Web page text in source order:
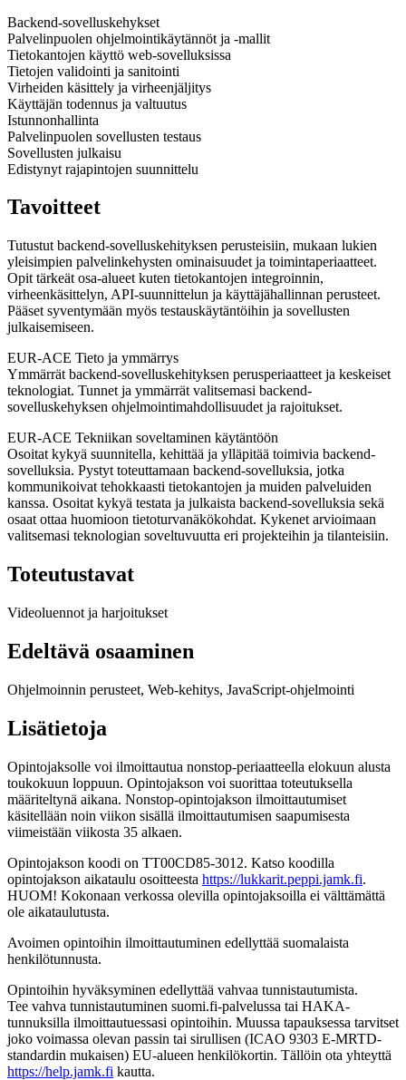
Backend-sovelluskehykset
Palvelinpuolen ohjelmointikäytännöt ja -mallit
Tietokantojen käyttö web-sovelluksissa
Tietojen validointi ja sanitointi
Virheiden käsittely ja virheenjäljitys
Käyttäjän todennus ja valtuutus
Istunnonhallinta
Palvelinpuolen sovellusten testaus
Sovellusten julkaisu
Edistynyt rajapintojen suunnittelu
Tavoitteet
Tutustut backend-sovelluskehityksen perusteisiin, mukaan lukien
yleisimpien palvelinkehysten ominaisuudet ja toimintaperiaatteet.
Opit tärkeät osa-alueet kuten tietokantojen integroinnin,
virheenkäsittelyn, API-suunnittelun ja käyttäjähallinnan perusteet.
Pääset syventymään myös testauskäytäntöihin ja sovellusten
julkaisemiseen.
EUR-ACE Tieto ja ymmärrys
Ymmärrät backend-sovelluskehityksen perusperiaatteet ja keskeiset
teknologiat. Tunnet ja ymmärrät valitsemasi backend-
sovelluskehyksen ohjelmointimahdollisuudet ja rajoitukset.
EUR-ACE Tekniikan soveltaminen käytäntöön
Osoitat kykyä suunnitella, kehittää ja ylläpitää toimivia backend-
sovelluksia. Pystyt toteuttamaan backend-sovelluksia, jotka
kommunikoivat tehokkaasti tietokantojen ja muiden palveluiden
kanssa. Osoitat kykyä testata ja julkaista backend-sovelluksia sekä
osaat ottaa huomioon tietoturvanäkökohdat. Kykenet arvioimaan
valitsemasi teknologian soveltuvuutta eri projekteihin ja tilanteisiin.
Toteutustavat
Videoluennot ja harjoitukset
Edeltävä osaaminen
Ohjelmoinnin perusteet, Web-kehitys, JavaScript-ohjelmointi
Lisätietoja
Opintojaksolle voi ilmoittautua nonstop-periaatteella elokuun alusta
toukokuun loppuun. Opintojakson voi suorittaa toteutuksella
määriteltynä aikana. Nonstop-opintojakson ilmoittautumiset
käsitellään noin viikon sisällä ilmoittautumisen saapumisesta
viimeistään viikosta 35 alkaen.
Opintojakson koodi on TT00CD85-3012. Katso koodilla
opintojakson aikataulu osoitteesta https://lukkarit.peppi.jamk.fi.
HUOM! Kokonaan verkossa olevilla opintojaksoilla ei välttämättä
ole aikataulutusta.
Avoimen opintoihin ilmoittautuminen edellyttää suomalaista
henkilötunnusta.
Opintoihin hyväksyminen edellyttää vahvaa tunnistautumista.
Tee vahva tunnistautuminen suomi.fi-palvelussa tai HAKA-
tunnuksilla ilmoittautuessasi opintoihin. Muussa tapauksessa tarvitset
joko voimassa olevan passin tai sirullisen (ICAO 9303 E-MRTD-
standardin mukaisen) EU-alueen henkilökortin. Tällöin ota yhteyttä
https://help.jamk.fi kautta.